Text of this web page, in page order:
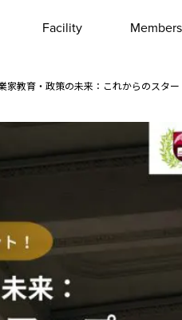
Facility Members
家教育・政策の未来：これからのスタ